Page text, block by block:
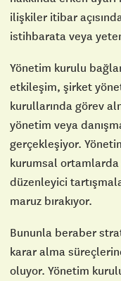
ilişkiler itibar
istihbarata veya
Yönetim kurulu
etkileşim, şirket
kurullarında görev
yönetim veya
gerçekleşiyor.
kurumsal
düzenleyici
maruz bırakıyor.
Bununla beraber
karar alma
oluyor. Yönetim